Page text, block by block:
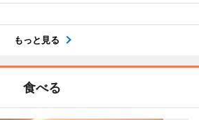
もっと見る
食べる